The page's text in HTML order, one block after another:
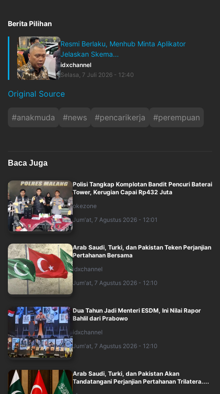
Berita Pilihan
Resmi Berlaku, Menhub Minta Aplikator
Jelaskan Skema...
idxchannel
Selasa, 7 Juli 2026 - 12:40
Original Source
#anakmuda #news #pencarikerja #perempuan
Baca Juga
Polisi Tangkap Komplotan Bandit Pencuri Baterai
Tower, Kerugian Capai Rp432 Juta
okezone
Jum'at, 7 Agustus 2026 - 12:01
Arab Saudi, Turki, dan Pakistan Teken Perjanjian
Pertahanan Bersama
idxchannel
Jum'at, 7 Agustus 2026 - 12:10
Dua Tahun Jadi Menteri ESDM, Ini Nilai Rapor
Bahlil dari Prabowo
idxchannel
Jum'at, 7 Agustus 2026 - 12:10
Arab Saudi, Turki, dan Pakistan Akan
Tandatangani Perjanjian Pertahanan Trilatera....